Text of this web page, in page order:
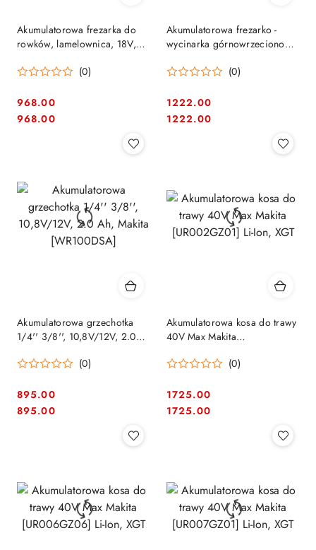
Akumulatorowa frezarka do
rowków, lamelownica, 18V,
(0)
Cena:
968.00
Cena:
968.00
Akumulatorowa frezarko -
wycinarka górnowrzecionowa
[RT001GZ17] Li-Ion, AWS,
(0)
Cena:
1222.00
Cena:
1222.00
Akumulatorowa grzechotka
1/4'' 3/8'', 10,8V/12V, 2.0
(0)
Cena:
895.00
Cena:
895.00
Akumulatorowa kosa do trawy
40V Max Makita
(0)
Cena:
1725.00
Cena:
1725.00